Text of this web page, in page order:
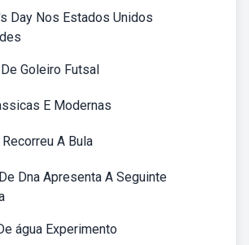
Day Nos Estados Unidos
Goleiro Futsal
E Modernas
A Bula
Dna Apresenta A Seguinte
água Experimento